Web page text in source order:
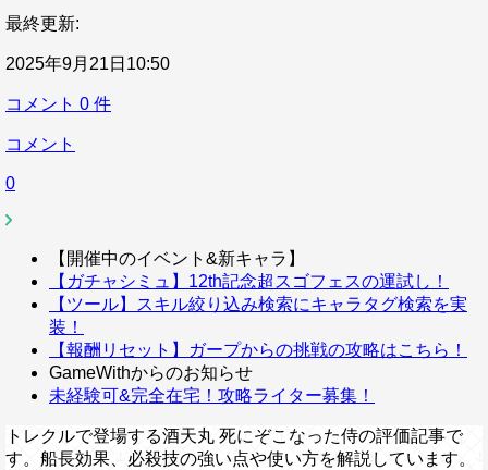
最終更新:
2025年9月21日10:50
コメント 0 件
コメント
0
【開催中のイベント&新キャラ】
【ガチャシミュ】12th記念超スゴフェスの運試し！
【ツール】スキル絞り込み検索にキャラタグ検索を実
装！
【報酬リセット】ガープからの挑戦の攻略はこちら！
GameWithからのお知らせ
未経験可&完全在宅！攻略ライター募集！
トレクルで登場する酒天丸 死にぞこなった侍の評価記事で
す。船長効果、必殺技の強い点や使い方を解説しています。